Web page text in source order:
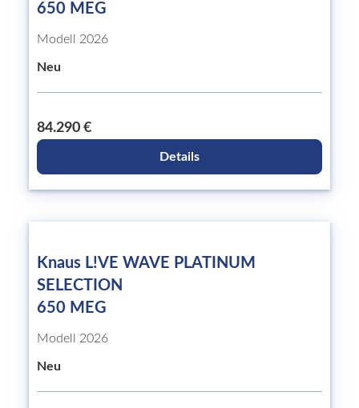
650 MEG
Modell 2026
Neu
84.290 €
Details
Knaus L!VE WAVE PLATINUM
SELECTION
650 MEG
Modell 2026
Neu